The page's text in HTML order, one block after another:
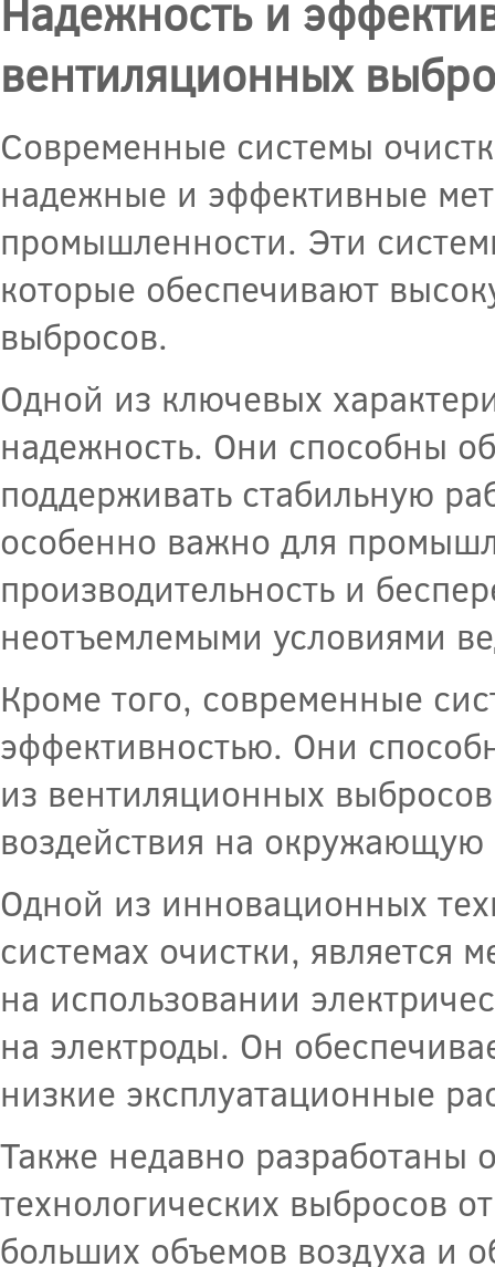
Надежность и
вентиляционных
Современные системы
надежные и эффективные
промышленности. Эти
которые обеспечивают
выбросов.
Одной из ключевых
надежность. Они способны
поддерживать стабильную
особенно важно для
производительность и
неотъемлемыми условиями
Кроме того, современные
эффективностью. Они
из вентиляционных
воздействия на окружающую
Одной из инновационных
системах очистки, является
на использовании
на электроды. Он
низкие эксплуатационные
Также недавно разработаны
технологических выбросов
больших объемов воздуха и